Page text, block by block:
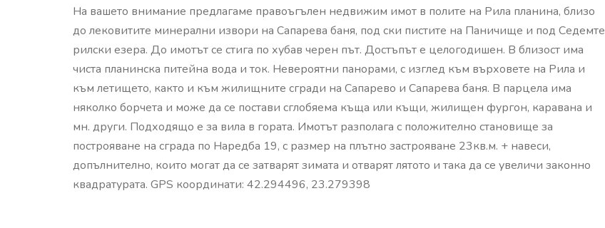
На вашето внимание предлагаме правоъгълен недвижим имот в полите на Рила планина, близо
до лековитите минерални извори на Сапарева баня, под ски пистите на Паничище и под Седемте
рилски езера. До имотът се стига по хубав черен път. Достъпът е целогодишен. В близост има
чиста планинска питейна вода и ток. Невероятни панорами, с изглед към върховете на Рила и
към летището, както и към жилищните сгради на Сапарево и Сапарева баня. В парцела има
няколко борчета и може да се постави сглобяема къща или къщи, жилищен фургон, каравана и
мн. други. Подходящо е за вила в гората. Имотът разполага с положително становище за
построяване на сграда по Наредба 19, с размер на плътно застрояване 23кв.м. + навеси,
допълнително, които могат да се затварят зимата и отварят лятото и така да се увеличи законно
квадратурата. GPS координати: 42.294496, 23.279398